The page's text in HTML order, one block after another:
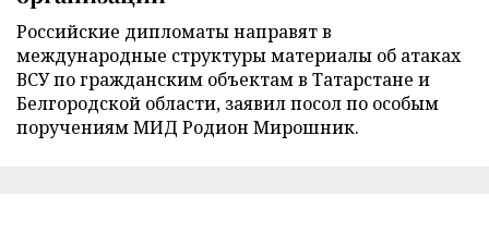
Российские дипломаты направят в
международные структуры материалы об атаках
ВСУ по гражданским объектам в Татарстане и
Белгородской области, заявил посол по особым
поручениям МИД Родион Мирошник.